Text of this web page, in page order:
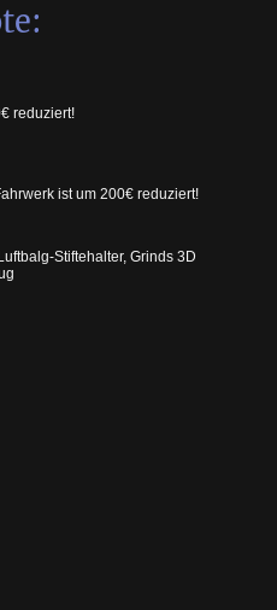
reduziert!
ist um 200€ reduziert!
Stiftehalter, Grinds 3D